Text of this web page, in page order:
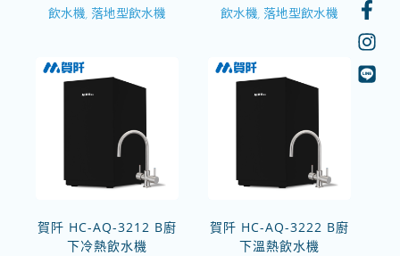
飲水機, 落地型飲水機 飲水機, 落地型飲水機
賀阡 HC-AQ-3212 B廚
下冷熱飲水機
賀阡 HC-AQ-3222 B廚
下溫熱飲水機